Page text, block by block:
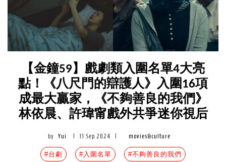
【金鐘59】戲劇類入圍名單4大亮
點！《八尺門的辯護人》入圍16項
成最大贏家，《不夠善良的我們》
林依晨、許瑋甯戲外共爭迷你視后
by Yui 11 Sep 2024 movies&culture
#台劇 #入圍名單 #不夠善良的我們